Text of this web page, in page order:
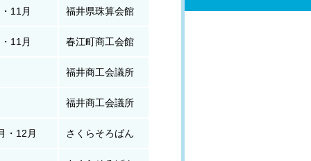
11月 福井県珠算会館
11月 春江町商工会館
福井商工会議所
福井商工会議所
・12月 さくらそろばん